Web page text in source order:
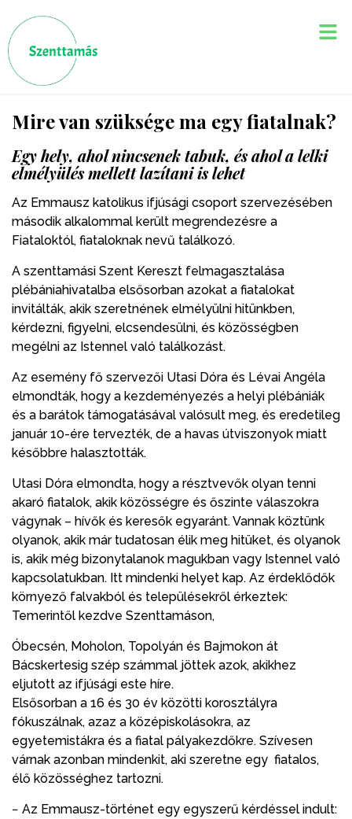
Mire van szüksége ma egy fiatalnak?
Egy hely, ahol nincsenek tabuk, és ahol a lelki
elmélyülés mellett lazítani is lehet
Az Emmausz katolikus ifjúsági csoport szervezésében
második alkalommal került megrendezésre a
Fiataloktól, fiataloknak nevű találkozó.
A szenttamási Szent Kereszt felmagasztalása
plébániahivatalba elsősorban azokat a fiatalokat
invitálták, akik szeretnének elmélyülni hitünkben,
kérdezni, figyelni, elcsendesülni, és közösségben
megélni az Istennel való találkozást.
Az esemény fő szervezői Utasi Dóra és Lévai Angéla
elmondták, hogy a kezdeményezés a helyi plébániák
és a barátok támogatásával valósult meg, és eredetileg
január 10-ére tervezték, de a havas útviszonyok miatt
későbbre halasztották.
Utasi Dóra elmondta, hogy a résztvevők olyan tenni
akaró fiatalok, akik közösségre és őszinte válaszokra
vágynak – hívők és keresők egyaránt. Vannak köztünk
olyanok, akik már tudatosan élik meg hitüket, és olyanok
is, akik még bizonytalanok magukban vagy Istennel való
kapcsolatukban. Itt mindenki helyet kap. Az érdeklődők
környező falvakból és településekről érkeztek:
Temerintől kezdve Szenttamáson,
Óbecsén, Moholon, Topolyán és Bajmokon át
Bácskertesig szép számmal jöttek azok, akikhez
eljutott az ifjúsági este híre.
Elsősorban a 16 és 30 év közötti korosztályra
fókuszálnak, azaz a középiskolásokra, az
egyetemistákra és a fiatal pályakezdőkre. Szívesen
várnak azonban mindenkit, aki szeretne egy fiatalos,
élő közösséghez tartozni.
− Az Emmausz-történet egy egyszerű kérdéssel indult: